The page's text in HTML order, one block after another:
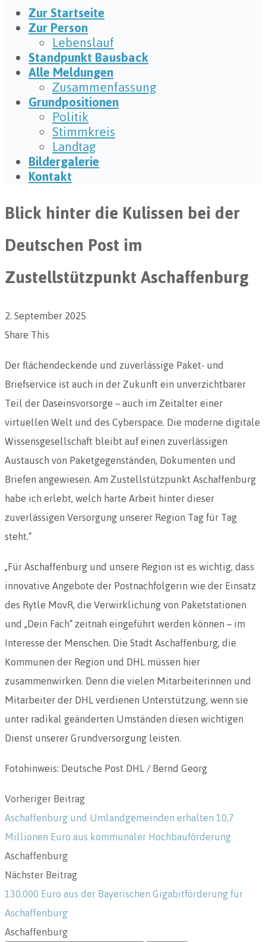
Zur Startseite
Zur Person
Lebenslauf
Standpunkt Bausback
Alle Meldungen
Zusammenfassung
Grundpositionen
Politik
Stimmkreis
Landtag
Bildergalerie
Kontakt
Blick hinter die Kulissen bei der
Deutschen Post im
Zustellstützpunkt Aschaffenburg
2. September 2025
Share This
Der flächendeckende und zuverlässige Paket- und
Briefservice ist auch in der Zukunft ein unverzichtbarer
Teil der Daseinsvorsorge – auch im Zeitalter einer
virtuellen Welt und des Cyberspace. Die moderne digitale
Wissensgesellschaft bleibt auf einen zuverlässigen
Austausch von Paketgegenständen, Dokumenten und
Briefen angewiesen. Am Zustellstützpunkt Aschaffenburg
habe ich erlebt, welch harte Arbeit hinter dieser
zuverlässigen Versorgung unserer Region Tag für Tag
steht.“
„Für Aschaffenburg und unsere Region ist es wichtig, dass
innovative Angebote der Postnachfolgerin wie der Einsatz
des Rytle MovR, die Verwirklichung von Paketstationen
und „Dein Fach“ zeitnah eingeführt werden können – im
Interesse der Menschen. Die Stadt Aschaffenburg, die
Kommunen der Region und DHL müssen hier
zusammenwirken. Denn die vielen Mitarbeiterinnen und
Mitarbeiter der DHL verdienen Unterstützung, wenn sie
unter radikal geänderten Umständen diesen wichtigen
Dienst unserer Grundversorgung leisten.
Fotohinweis: Deutsche Post DHL / Bernd Georg
Vorheriger Beitrag
Aschaffenburg und Umlandgemeinden erhalten 10,7
Millionen Euro aus kommunaler Hochbauförderung
Aschaffenburg
Nächster Beitrag
130.000 Euro aus der Bayerischen Gigabitförderung für
Aschaffenburg
Aschaffenburg